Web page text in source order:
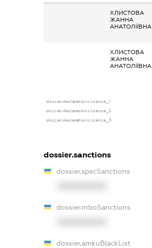
ХЛИСТОВА
ЖАННА
АНАТОЛІЇВНА
ХЛИСТОВА
ЖАННА
АНАТОЛІЇВНА
dossier.declarations.license_1
dossier.declarations.license_2
dossier.declarations.license_3
dossier.sanctions
dossier.specSanctions
dossier.rnboSanctions
dossier.amkuBlackList